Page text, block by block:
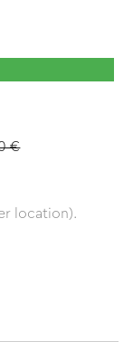
€
location).